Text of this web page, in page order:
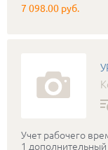
7 098.00 руб.
Учет рабочего
1